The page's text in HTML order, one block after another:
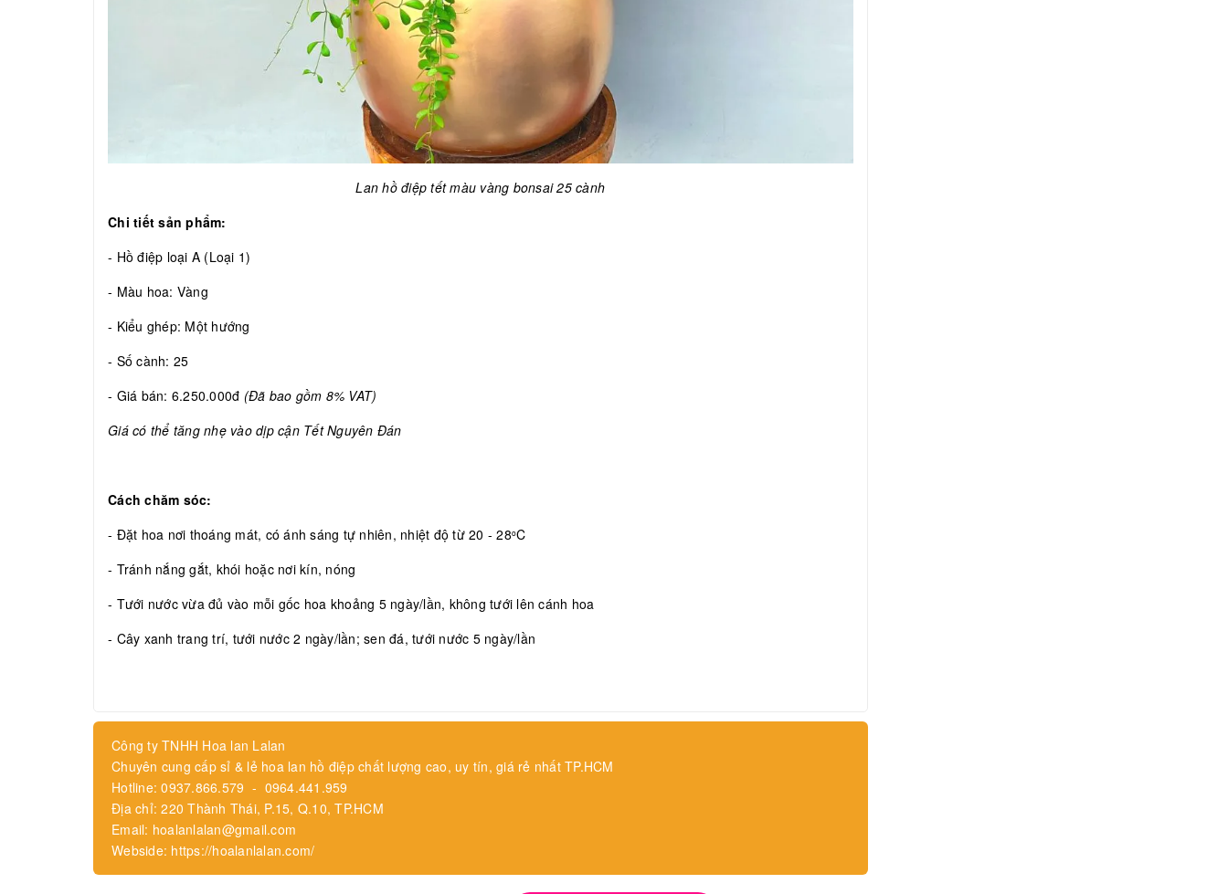
Lan hồ điệp tết màu vàng bonsai 25 cành
Chi tiết sản phẩm:
- Hồ điệp loại A (Loại 1)
- Màu hoa: Vàng
- Kiểu ghép: Một hướng
- Số cành: 25
- Giá bán: 6.250.000đ (Đã bao gồm 8% VAT)
Giá có thể tăng nhẹ vào dịp cận Tết Nguyên Đán
Cách chăm sóc:
- Đặt hoa nơi thoáng mát, có ánh sáng tự nhiên, nhiệt độ từ 20 - 28oC
- Tránh nắng gắt, khói hoặc nơi kín, nóng
- Tưới nước vừa đủ vào mỗi gốc hoa khoảng 5 ngày/lần, không tưới lên cánh hoa
- Cây xanh trang trí, tưới nước 2 ngày/lần; sen đá, tưới nước 5 ngày/lần
Công ty TNHH Hoa lan Lalan
Chuyên cung cấp sỉ & lẻ hoa lan hồ điệp chất lượng cao, uy tín, giá rẻ nhất TP.HCM
Hotline: 0937.866.579 - 0964.441.959
Địa chỉ: 220 Thành Thái, P.15, Q.10, TP.HCM
Email: hoalanlalan@gmail.com
Webside: https://hoalanlalan.com/